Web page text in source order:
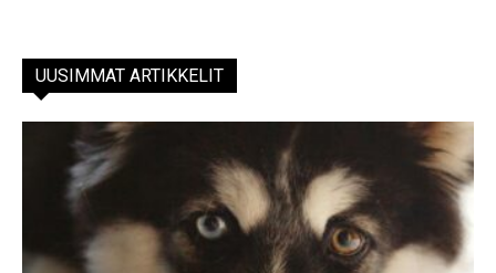
UUSIMMAT ARTIKKELIT